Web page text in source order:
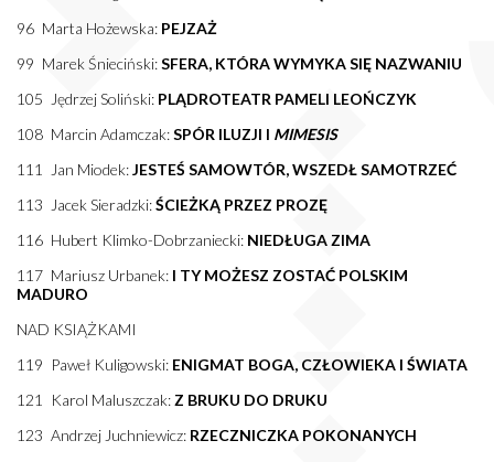
96 Marta Hożewska: PEJZAŻ
99 Marek Śnieciński:SFERA, KTÓRA WYMYKA SIĘ NAZWANIU
105 Jędrzej Soliński: PLĄDROTEATR PAMELI LEOŃCZYK
108 Marcin Adamczak:SPÓR ILUZJI I MIMESIS
111 Jan Miodek:JESTEŚ SAMOWTÓR, WSZEDŁ SAMOTRZEĆ
113 Jacek Sieradzki:ŚCIEŻKĄ PRZEZ PROZĘ
116 Hubert Klimko-Dobrzaniecki: NIEDŁUGA ZIMA
117 Mariusz Urbanek: I TY MOŻESZ ZOSTAĆ POLSKIM
MADURO
NAD KSIĄŻKAMI
119 Paweł Kuligowski: ENIGMAT BOGA, CZŁOWIEKA I ŚWIATA
121 Karol Maluszczak: Z BRUKU DO DRUKU
123 Andrzej Juchniewicz: RZECZNICZKA POKONANYCH